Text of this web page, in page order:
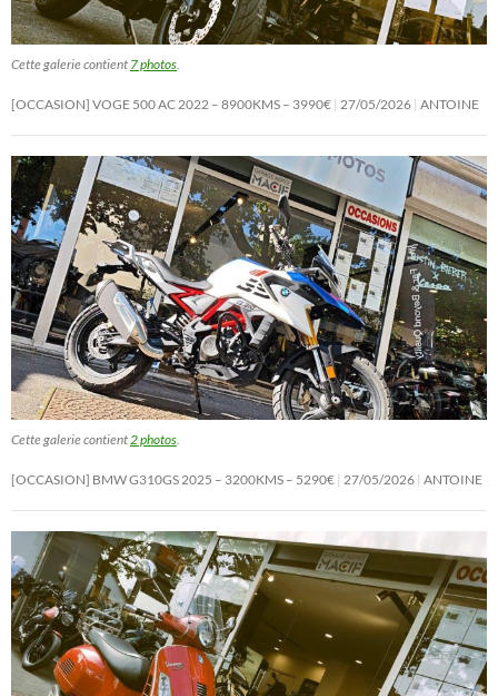
Cette galerie contient 7 photos
[OCCASION] VOGE 500 AC 2022 – 8900KMS – 3990€ 27/05/2026 ANTOINE
Cette galerie contient 2 photos
[OCCASION] BMW G310GS 2025 – 3200KMS – 5290€ 27/05/2026 ANTOINE